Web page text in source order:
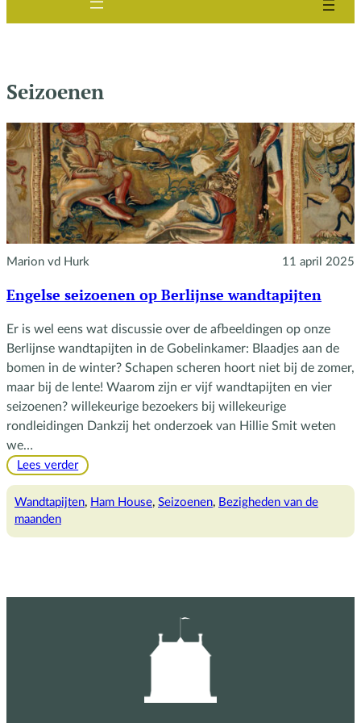
Seizoenen
Marion vd Hurk 11 april 2025
Engelse seizoenen op Berlijnse wandtapijten
Er is wel eens wat discussie over de afbeeldingen op onze
Berlijnse wandtapijten in de Gobelinkamer: Blaadjes aan de
bomen in de winter? Schapen scheren hoort niet bij de zomer,
maar bij de lente! Waarom zijn er vijf wandtapijten en vier
seizoenen? willekeurige bezoekers bij willekeurige
rondleidingen Dankzij het onderzoek van Hillie Smit weten
we…
Lees verder:
seizoenen
Wandtapijten, Ham House, Seizoenen, Bezigheden van de
maanden